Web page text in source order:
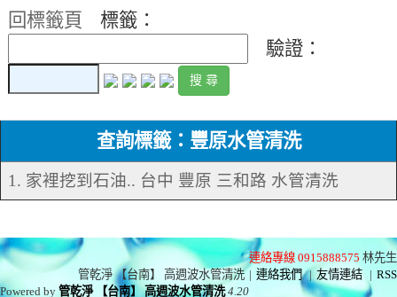
回標籤頁
標籤：
驗證：
查詢標籤：豐原水管清洗
1. 家裡挖到石油.. 台中 豐原 三和路 水管清洗
連絡專線 0915888575 林先生
管乾淨 【台南】 高週波水管清洗 | 連絡我們 | 友情連結 | RSS
Powered by管乾淨 【台南】 高週波水管清洗 4.20